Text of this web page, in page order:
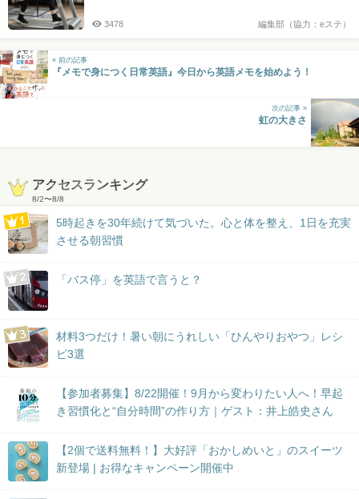
編集部（協力：eステ）
3478
« 前の記事
『メモで身につく日常英語』今日から英語メモを始めよう！
次の記事 »
虹の大きさ
アクセスランキング
8/2〜8/8
5時起きを30年続けて気づいた。心と体を整え、1日を充実
させる朝習慣
「バス停」を英語で言うと？
材料3つだけ！暑い朝にうれしい「ひんやりおやつ」レシ
ピ3選
【参加者募集】8/22開催！9月から変わりたい人へ！早起
き習慣化と“自分時間”の作り方｜ゲスト：井上皓史さん
【2個で送料無料！】大好評「おかしめいと」のスイーツ
新登場 | お得なキャンペーン開催中